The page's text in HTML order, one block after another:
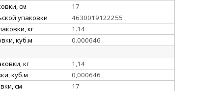
см
17
упаковки
4630019122255
кг
1.14
куб.м
0.000646
кг
1,14
куб.м
0,000646
см
17